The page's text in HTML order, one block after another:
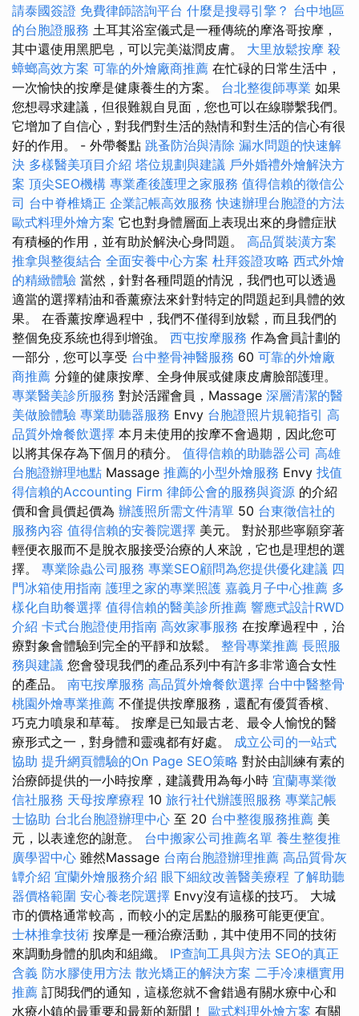
請泰國簽證 免費律師諮詢平台 什麼是搜尋引擎？ 台中地區
的台胞證服務 土耳其浴室儀式是一種傳統的摩洛哥按摩，
其中還使用黑肥皂，可以完美滋潤皮膚。 大里放鬆按摩 殺
蟑螂高效方案 可靠的外燴廠商推薦 在忙碌的日常生活中，
一次愉快的按摩是健康養生的方案。 台北整復師專業 如果
您想尋求建議，但很難親自見面，您也可以在線聯繫我們。
它增加了自信心，對我們對生活的熱情和對生活的信心有很
好的作用。 - 外帶餐點 跳蚤防治與清除 漏水問題的快速解
決 多樣醫美項目介紹 塔位規劃與建議 戶外婚禮外燴解決方
案 頂尖SEO機構 專業產後護理之家服務 值得信賴的徵信公
司 台中脊椎矯正 企業記帳高效服務 快速辦理台胞證的方法
歐式料理外燴方案 它也對身體層面上表現出來的身體症狀
有積極的作用，並有助於解決心身問題。 高品質裝潢方案
推拿與整復結合 全面安養中心方案 杜拜簽證攻略 西式外燴
的精緻體驗 當然，針對各種問題的情況，我們也可以透過
適當的選擇精油和香薰療法來針對特定的問題起到具體的效
果。 在香薰按摩過程中，我們不僅得到放鬆，而且我們的
整個免疫系統也得到增強。 西屯按摩服務 作為會員計劃的
一部分，您可以享受 台中整骨神醫服務 60 可靠的外燴廠
商推薦 分鐘的健康按摩、全身伸展或健康皮膚臉部護理。
專業醫美診所服務 對於活躍會員，Massage 深層清潔的醫
美做臉體驗 專業助聽器服務 Envy 台胞證照片規範指引 高
品質外燴餐飲選擇 本月未使用的按摩不會過期，因此您可
以將其保存為下個月的積分。 值得信賴的助聽器公司 高雄
台胞證辦理地點 Massage 推薦的小型外燴服務 Envy 找值
得信賴的Accounting Firm 律師公會的服務與資源 的介紹
價和會員價起價為 辦護照所需文件清單 50 台東徵信社的
服務內容 值得信賴的安養院選擇 美元。 對於那些寧願穿著
輕便衣服而不是脫衣服接受治療的人來說，它也是理想的選
擇。 專業除蟲公司服務 專業SEO顧問為您提供優化建議 四
門冰箱使用指南 護理之家的專業照護 嘉義月子中心推薦 多
樣化自助餐選擇 值得信賴的醫美診所推薦 響應式設計RWD
介紹 卡式台胞證使用指南 高效家事服務 在按摩過程中，治
療對象會體驗到完全的平靜和放鬆。 整骨專業推薦 長照服
務與建議 您會發現我們的產品系列中有許多非常適合女性
的產品。 南屯按摩服務 高品質外燴餐飲選擇 台中中醫整骨
桃園外燴專業推薦 不僅提供按摩服務，還配有優質香檳、
巧克力噴泉和草莓。 按摩是已知最古老、最令人愉悅的醫
療形式之一，對身體和靈魂都有好處。 成立公司的一站式
協助 提升網頁體驗的On Page SEO策略 對於由訓練有素的
治療師提供的一小時按摩，建議費用為每小時 宜蘭專業徵
信社服務 天母按摩療程 10 旅行社代辦護照服務 專業記帳
士協助 台北台胞證辦理中心 至 20 台中整復服務推薦 美
元，以表達您的謝意。 台中搬家公司推薦名單 養生整復推
廣學習中心 雖然Massage 台南台胞證辦理推薦 高品質骨灰
罈介紹 宜蘭外燴服務介紹 眼下細紋改善醫美療程 了解助聽
器價格範圍 安心養老院選擇 Envy沒有這樣的技巧。 大城
市的價格通常較高，而較小的定居點的服務可能更便宜。
士林推拿技術 按摩是一種治療活動，其中使用不同的技術
來調動身體的肌肉和組織。 IP查詢工具與方法 SEO的真正
含義 防水膠使用方法 散光矯正的解決方案 二手冷凍櫃實用
推薦 訂閱我們的通知，這樣您就不會錯過有關水療中心和
水療小鎮的最重要和最新的新聞！ 歐式料理外燴方案 有關